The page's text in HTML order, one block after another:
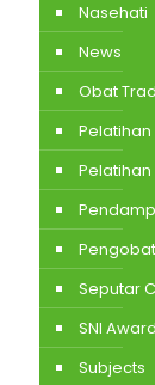
Nasehati
News
Obat
Pelatihan
Seputar
SNI Award
Subjects